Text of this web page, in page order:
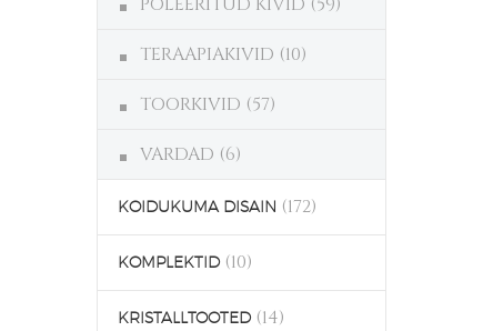
TERAAPIAKIVID (10)
TOORKIVID (57)
VARDAD (6)
KOIDUKUMA DISAIN (172)
KOMPLEKTID (10)
KRISTALLTOOTED (14)